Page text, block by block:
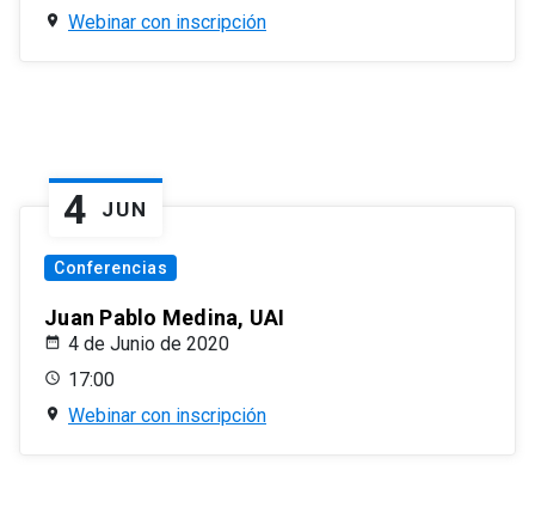
Webinar con inscripción
4 JUN
Conferencias
Juan Pablo Medina, UAI
4 de Junio de 2020
17:00
Webinar con inscripción